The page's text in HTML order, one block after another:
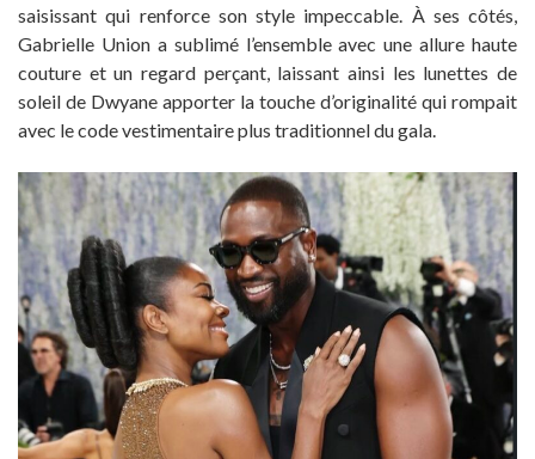
saisissant qui renforce son style impeccable. À ses côtés,
Gabrielle Union a sublimé l’ensemble avec une allure haute
couture et un regard perçant, laissant ainsi les lunettes de
soleil de Dwyane apporter la touche d’originalité qui rompait
avec le code vestimentaire plus traditionnel du gala.